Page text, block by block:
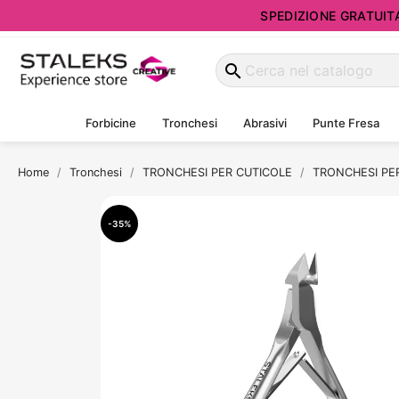
SPEDIZIONE
search
Forbicine Tronchesi Abrasivi Punte Fresa
Home Tronchesi TRONCHESI PER CUTICOLE TRONCHESI
-35%